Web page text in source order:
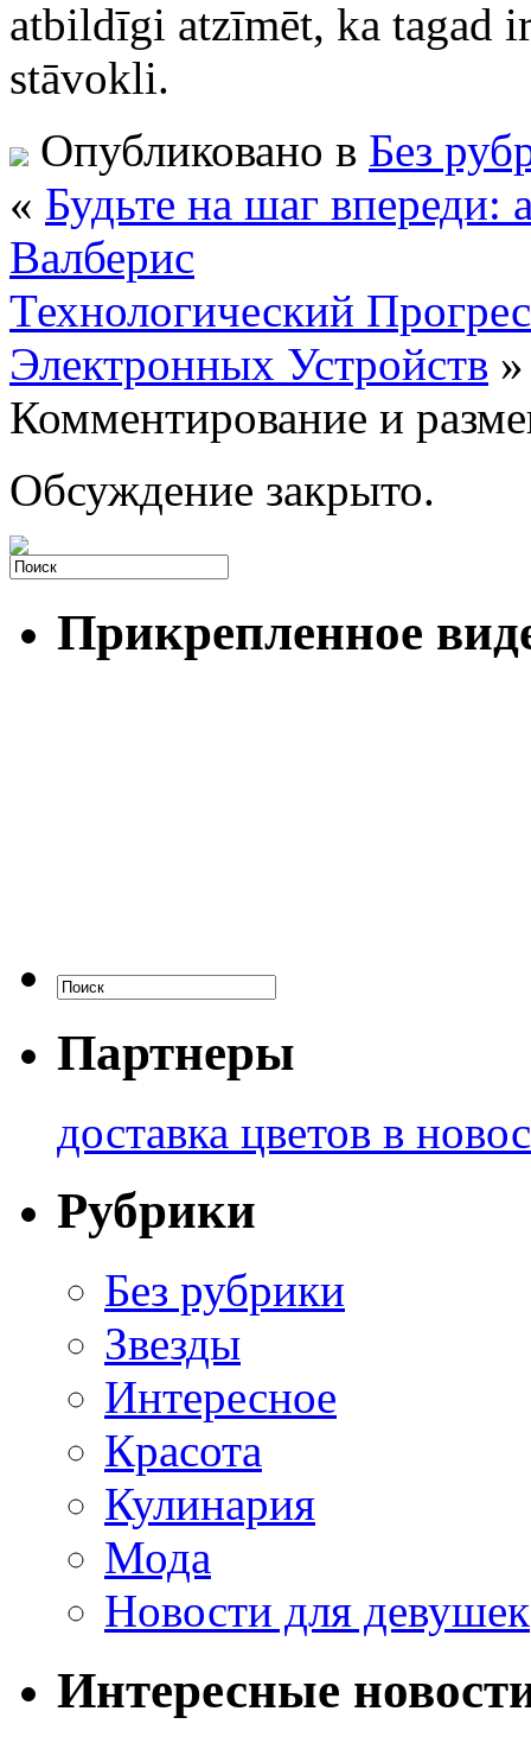
atbildīgi atzīmēt, ka tagad
stāvokli.
Опубликовано в Без
« Будьте на шаг впереди:
Валберис
Технологический
Электронных Устройств »
Комментирование и
Обсуждение закрыто.
Прикрепленное
Партнеры
доставка цветов в
Рубрики
Без рубрики
Звезды
Интересное
Красота
Кулинария
Мода
Новости для девушек
Интересные